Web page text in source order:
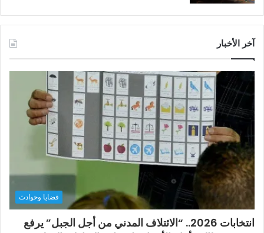
آخر الأخبار
قضايا وحوادث
انتخابات 2026.. “الائتلاف المدني من أجل الجبل” يرفع